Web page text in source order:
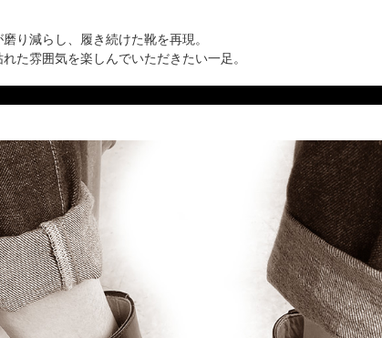
り減らし、履き続けた靴を再現。
た雰囲気を楽しんでいただきたい一足。